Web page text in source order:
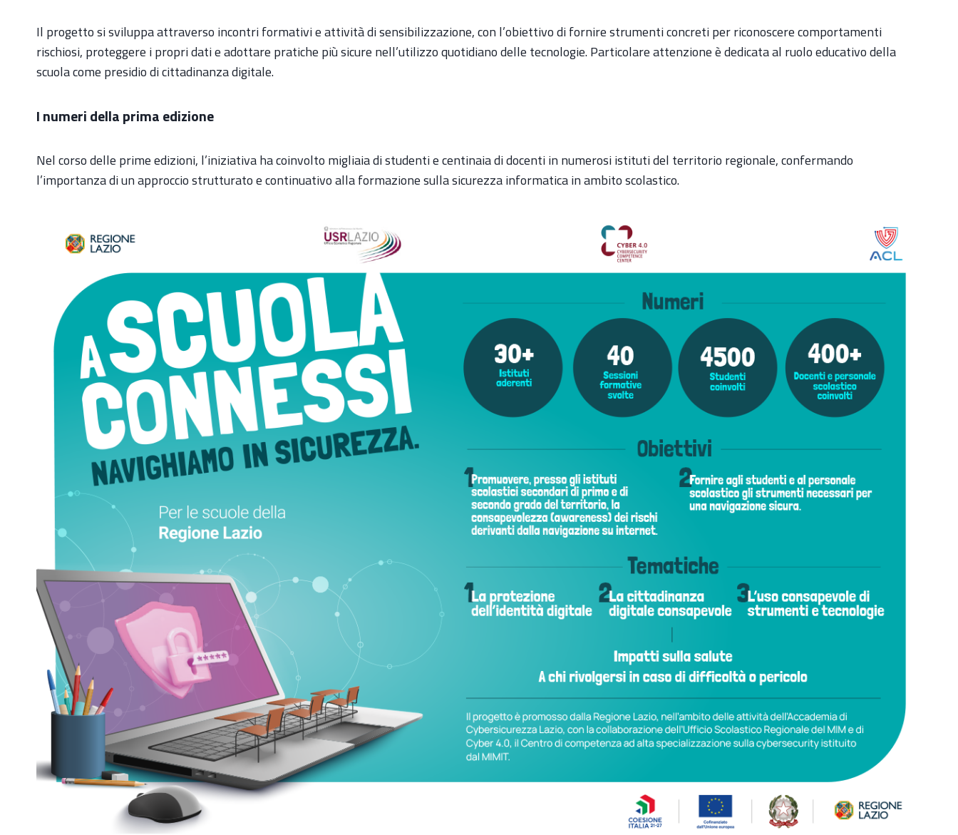
Il progetto si sviluppa attraverso incontri formativi e attività di sensibilizzazione, con l’obiettivo di fornire strumenti concreti per riconoscere comportamenti
rischiosi, proteggere i propri dati e adottare pratiche più sicure nell’utilizzo quotidiano delle tecnologie. Particolare attenzione è dedicata al ruolo educativo della
scuola come presidio di cittadinanza digitale.
I numeri della prima edizione
Nel corso delle prime edizioni, l’iniziativa ha coinvolto migliaia di studenti e centinaia di docenti in numerosi istituti del territorio regionale, confermando
l’importanza di un approccio strutturato e continuativo alla formazione sulla sicurezza informatica in ambito scolastico.